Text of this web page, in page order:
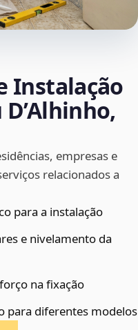
Instalação
empresas e
relacionados a
para a instalação
e nivelamento da
na fixação
para diferentes modelos